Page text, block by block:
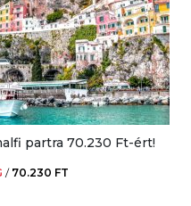
partra 70.230 Ft-ért!
/ 70.230 FT